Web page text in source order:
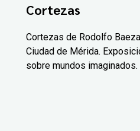
Cortezas
Cortezas de Rodolfo
Ciudad de Mérida.
sobre mundos imaginados.